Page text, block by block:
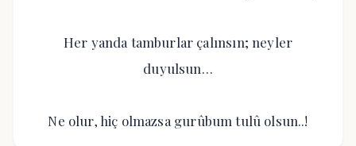
Her yanda tamburlar çalınsın; neyler
duyulsun…
Ne olur, hiç olmazsa gurûbum tulû olsun..!